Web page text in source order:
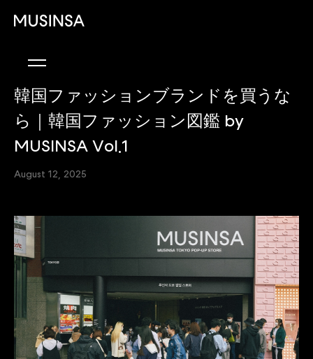
韓国ファッションブランドを買うな
ら｜韓国ファッション図鑑 by
MUSINSA Vol.1
August 12, 2025